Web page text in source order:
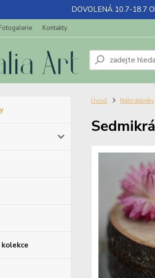
DOVOLENÁ 10.7-18.7
Kontakty
Úvod Náhrdelníky